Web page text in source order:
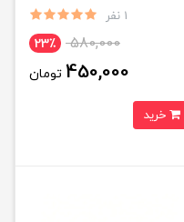
ایتالیایی اورجینال
1 نفر
580,000 23٪
450,000 تومان